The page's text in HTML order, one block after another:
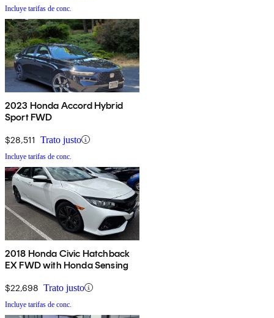
Incluye tarifas de conc.
2023 Honda Accord Hybrid
Sport FWD
$28,511 Trato justo
Incluye tarifas de conc.
2018 Honda Civic Hatchback
EX FWD with Honda Sensing
$22,698 Trato justo
Incluye tarifas de conc.